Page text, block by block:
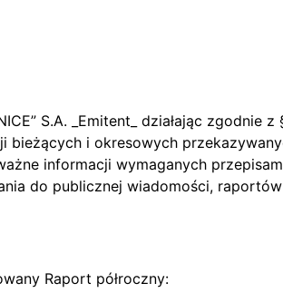
S.A. _Emitent_ działając zgodnie
bieżących i okresowych
informacji wymaganych
do publicznej wiadomości,
Raport półroczny: